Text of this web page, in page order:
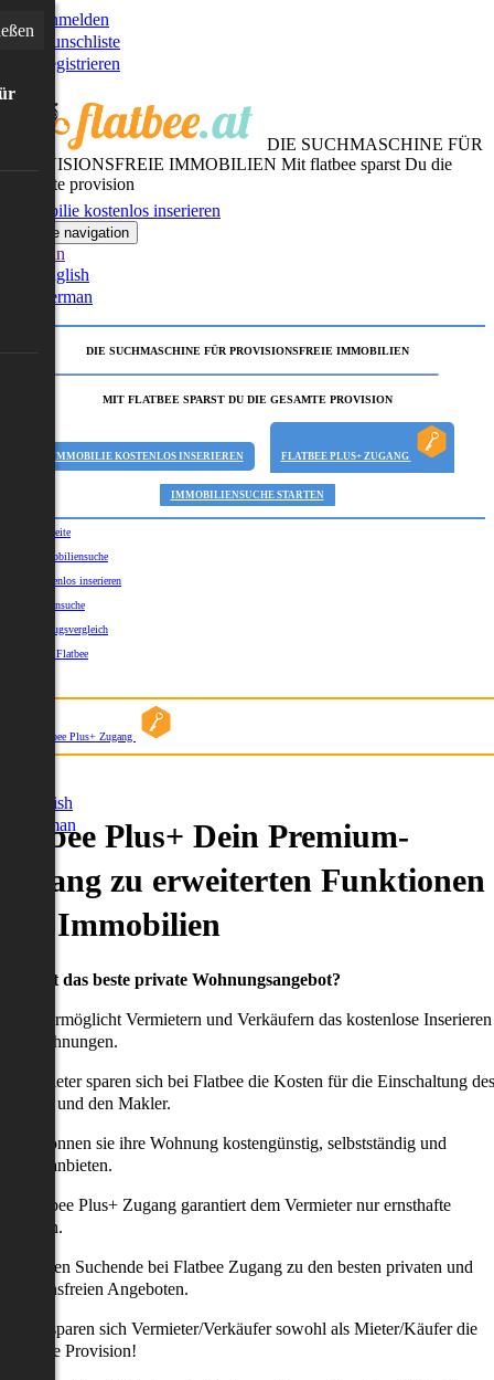
Anmelden
Wunschliste
Registrieren
DIE SUCHMASCHINE FÜR
PROVISIONSFREIE IMMOBILIEN Mit flatbee sparst Du die
gesamte provision
Immobilie kostenlos inserieren
Toggle navigation
German
English
German
DIE SUCHMASCHINE FÜR PROVISIONSFREIE IMMOBILIEN
MIT FLATBEE SPARST DU DIE GESAMTE PROVISION
IMMOBILIE KOSTENLOS INSERIEREN FLATBEE PLUS+ ZUGANG
IMMOBILIENSUCHE STARTEN
Startseite
Immobiliensuche
Kostenlos inserieren
Kartensuche
Umzugsvergleich
Über Flatbee
Flatbee Plus+ Zugang
English
German
Plus+ Dein Premium-
zu erweiterten Funktionen
Immobilien
willst das beste private Wohnungsangebot?
ermöglicht Vermietern und Verkäufern das kostenlose Inserieren
Wohnungen.
Anbieter sparen sich bei Flatbee die Kosten für die Einschaltung des
und den Makler.
können sie ihre Wohnung kostengünstig, selbstständig und
anbieten.
Flatbee Plus+ Zugang garantiert dem Vermieter nur ernsthafte
erhalten Suchende bei Flatbee Zugang zu den besten privaten und
Angeboten.
uns sparen sich Vermieter/Verkäufer sowohl als Mieter/Käufer die
Provision!